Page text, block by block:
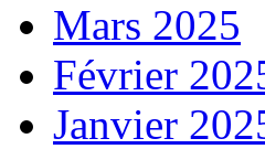
Mars 2025
Février
Janvier